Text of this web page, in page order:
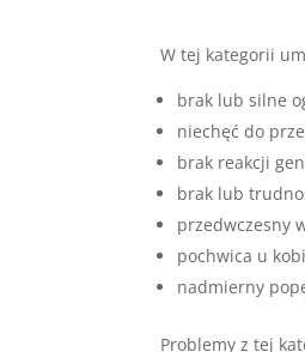
W tej kategorii
brak lub silne
niechęć do
brak reakcji
brak lub
przedwczesny
pochwica u
nadmierny
Problemy z tej